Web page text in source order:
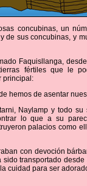
concubinas, un
de sus concubinas, y
Faquisllanga,
fértiles que le
principal:
hemos de asentar
Naylamp y todo su
lo que a su
palacios como
con devoción
transportado
cuidad para ser